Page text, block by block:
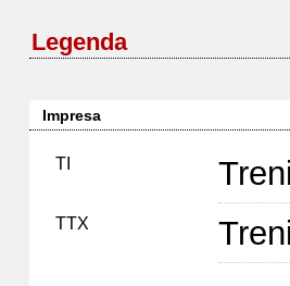
Legenda
Impresa
TI
TTX